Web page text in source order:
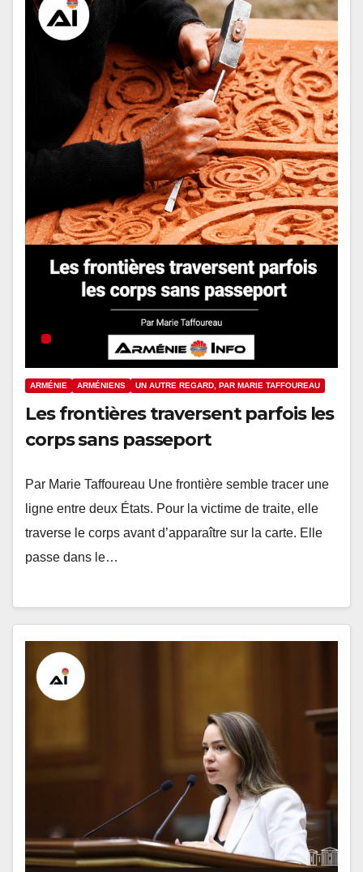
ARMÉNIE ARMÉNIENS UN AUTRE REGARD, PAR MARIE TAFFOUREAU
Les frontières traversent parfois les
corps sans passeport
Par Marie Taffoureau Une frontière semble tracer une
ligne entre deux États. Pour la victime de traite, elle
traverse le corps avant d’apparaître sur la carte. Elle
passe dans le…